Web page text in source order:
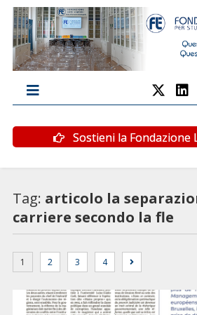
Sostieni la Fondazione
Tag: articolo la
carriere secondo la fle
1 2 3 4